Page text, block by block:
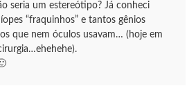
seria um estereótipo? Já conheci
“fraquinhos” e tantos gênios
que nem óculos usavam… (hoje em